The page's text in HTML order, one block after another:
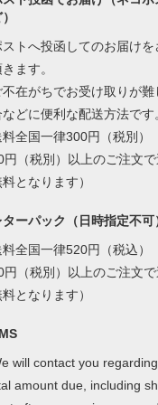
ストへ投函してのお届けを
ます。
不在がちでお受け取りが難
どに便利な配送方法です
料全国一律300円（税別
円（税別）以上のご注文
となります）
ーパック（日時指定不可
料全国一律520円（税込
円（税別）以上のご注文
となります）
will contact you
amount due, including